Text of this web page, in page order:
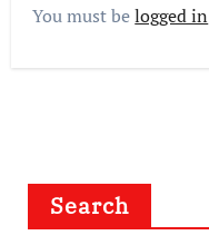
You must belogged in
Search